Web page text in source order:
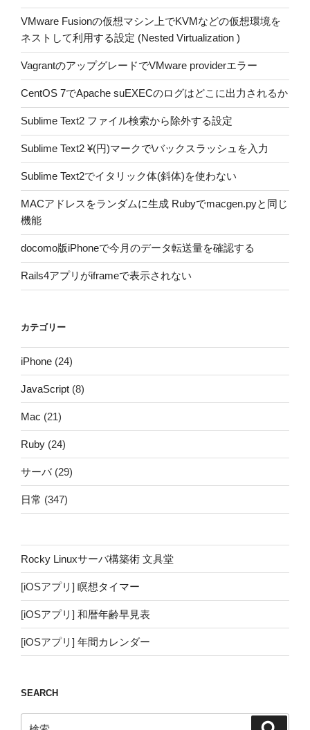
VMware Fusionの仮想マシン上でKVMなどの仮想環境を
ネストして利用する設定 (Nested Virtualization )
VagrantのアップグレードでVMware providerエラー
CentOS 7でApache suEXECのログはどこに出力されるか
Sublime Text2 ファイル検索から除外する設定
Sublime Text2 ¥(円)マークで\バックスラッシュを入力
Sublime Text2でイタリック体(斜体)を使わない
MACアドレスをランダムに生成 Rubyでmacgen.pyと同じ
機能
docomo版iPhoneで今月のデータ転送量を確認する
Rails4アプリがiframeで表示されない
カテゴリー
iPhone (24)
JavaScript (8)
Mac (21)
Ruby (24)
サーバ(29)
日常 (347)
Rocky Linuxサーバ構築術 文具堂
[iOSアプリ] 瞑想タイマー
[iOSアプリ] 和暦年齢早見表
[iOSアプリ] 年間カレンダー
SEARCH